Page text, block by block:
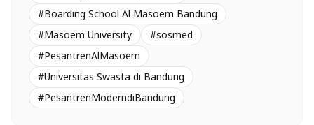
#Boarding School Al Masoem Bandung
#Masoem University
#sosmed
#PesantrenAlMasoem
#Universitas Swasta di Bandung
#PesantrenModerndiBandung